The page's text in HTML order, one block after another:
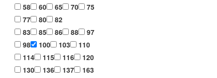
58
60 65 70
75
77
80
82
83
85 86 88
97
98
100 103
110
114
115 116
120
130
136 137
163